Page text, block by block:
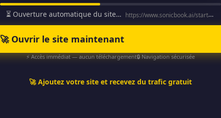
⏳ Ouverture automatique du site… https://www.sonicbook.ai/startnow-fr?sa=sa0003212683dd183ec0…
🚀 Ouvrir le site maintenant
⚡ Accès immédiat — aucun téléchargement🔒 Navigation sécurisée
🚀 Ajoutez votre site et recevez du trafic gratuit